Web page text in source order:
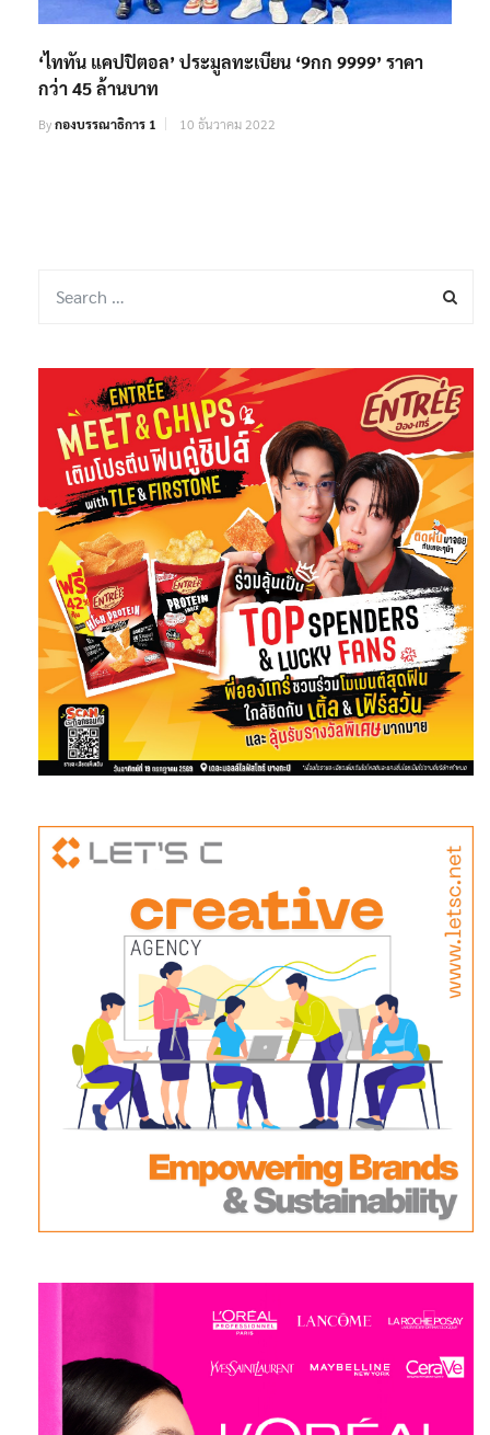
‘ไททัน แคปปิตอล’ ประมูลทะเบียน ‘9กก 9999’ ราคา
กว่า 45 ล้านบาท
Byกองบรรณาธิการ 1 10 ธันวาคม 2022